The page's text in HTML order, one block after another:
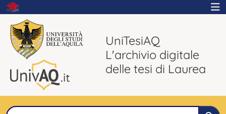
UniTesiAQ
L'archivio digitale
delle tesi di Laurea